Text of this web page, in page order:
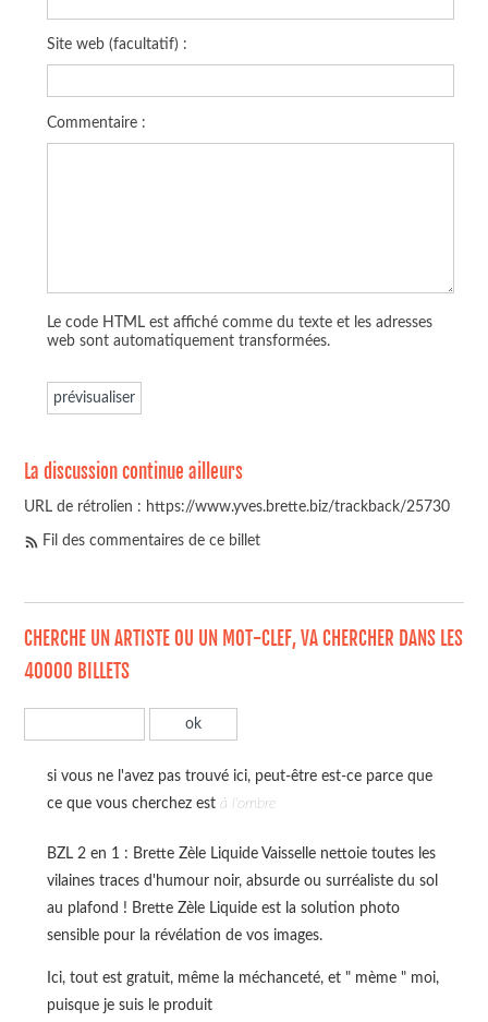
Site web (facultatif) :
Commentaire :
Le code HTML est affiché comme du texte et les adresses
web sont automatiquement transformées.
La discussion continue ailleurs
URL de rétrolien : https://www.yves.brette.biz/trackback/25730
Fil des commentaires de ce billet
CHERCHE UN ARTISTE OU UN MOT-CLEF, VA CHERCHER DANS LES
40000 BILLETS
si vous ne l'avez pas trouvé ici, peut-être est-ce parce que
ce que vous cherchez est à l'ombre
BZL 2 en 1 : Brette Zèle Liquide Vaisselle nettoie toutes les
vilaines traces d'humour noir, absurde ou surréaliste du sol
au plafond ! Brette Zèle Liquide est la solution photo
sensible pour la révélation de vos images.
Ici, tout est gratuit, même la méchanceté, et " mème " moi,
puisque je suis le produit